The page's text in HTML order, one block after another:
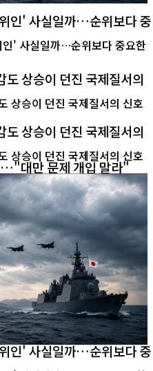
인' 사실일까…순위보다 중
상승이 던진 국제질서의
상승이 던진 국제질서의
…"대만 문제 개입 말라"
인' 사실일까…순위보다 중